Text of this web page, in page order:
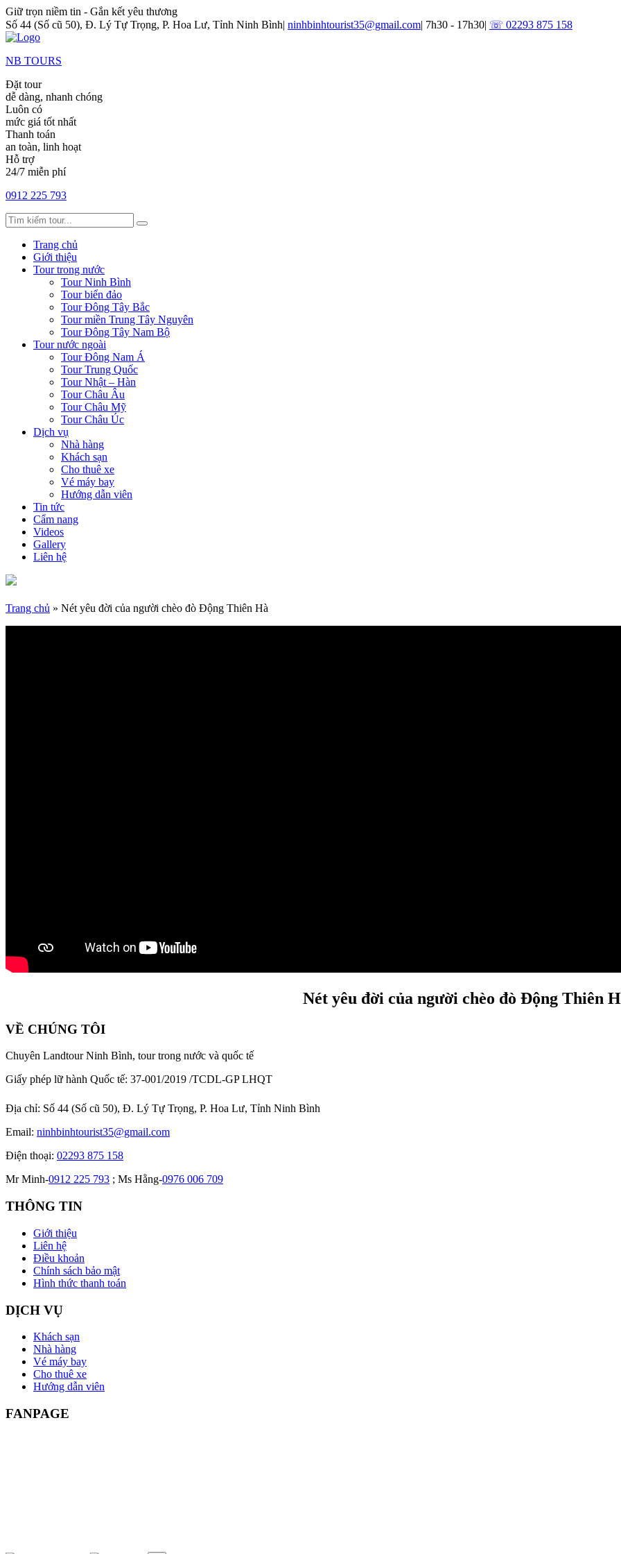
Giữ trọn niềm tin - Gắn kết yêu thương
Số 44 (Số cũ 50), Đ. Lý Tự Trọng, P. Hoa Lư, Tỉnh Ninh Bình| ninhbinhtourist35@gmail.com| 7h30 - 17h30| ☏ 02293 875 158
NB TOURS
Đặt tour
dễ dàng, nhanh chóng
Luôn có
mức giá tốt nhất
Thanh toán
an toàn, linh hoạt
Hỗ trợ
24/7 miễn phí
0912 225 793
Trang chủ
Giới thiệu
Tour trong nước
Tour Ninh Bình
Tour biển đảo
Tour Đông Tây Bắc
Tour miền Trung Tây Nguyên
Tour Đông Tây Nam Bộ
Tour nước ngoài
Tour Đông Nam Á
Tour Trung Quốc
Tour Nhật – Hàn
Tour Châu Âu
Tour Châu Mỹ
Tour Châu Úc
Dịch vụ
Nhà hàng
Khách sạn
Cho thuê xe
Vé máy bay
Hướng dẫn viên
Tin tức
Cẩm nang
Videos
Gallery
Liên hệ
Trang chủ » Nét yêu đời của người chèo đò Động Thiên Hà
Nét yêu đời của người chèo đò Động Thiên
VỀ CHÚNG TÔI
Chuyên Landtour Ninh Bình, tour trong nước và quốc tế
Giấy phép lữ hành Quốc tế: 37-001/2019 /TCDL-GP LHQT
Địa chỉ: Số 44 (Số cũ 50), Đ. Lý Tự Trọng, P. Hoa Lư, Tỉnh Ninh Bình
Email: ninhbinhtourist35@gmail.com
Điện thoại: 02293 875 158
Mr Minh-0912 225 793 ; Ms Hằng-0976 006 709
THÔNG TIN
Giới thiệu
Liên hệ
Điều khoản
Chính sách bảo mật
Hình thức thanh toán
DỊCH VỤ
Khách sạn
Nhà hàng
Vé máy bay
Cho thuê xe
Hướng dẫn viên
FANPAGE